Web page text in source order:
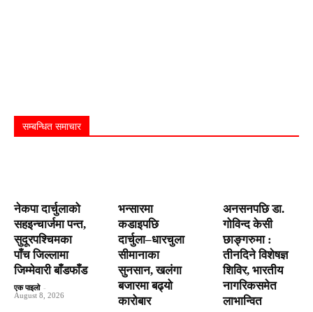
सम्बन्धित समाचार
नेकपा दार्चुलाको
सहइन्चार्जमा पन्त,
सुदूरपश्चिमका
पाँच जिल्लामा
जिम्मेवारी बाँडफाँड
एक पाइलो -
August 8, 2026
भन्सारमा
कडाइपछि
दार्चुला–धारचुला
सीमानाका
सुनसान, खलंगा
बजारमा बढ्यो
कारोबार
अनसनपछि डा.
गोविन्द केसी
छाङ्गरुमा :
तीनदिने विशेषज्ञ
शिविर, भारतीय
नागरिकसमेत
लाभान्वित